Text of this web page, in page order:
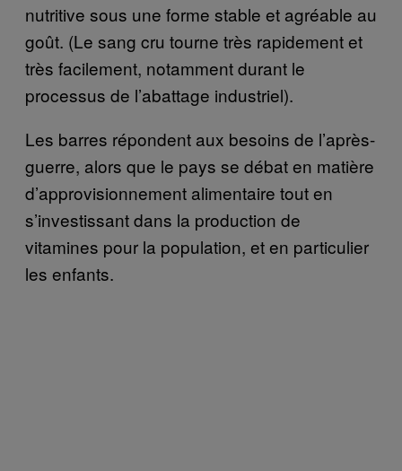
nutritive sous une forme stable et agréable au
goût. (Le sang cru tourne très rapidement et
très facilement, notamment durant le
processus de l’abattage industriel).
Les barres répondent aux besoins de l’après-
guerre, alors que le pays se débat en matière
d’approvisionnement alimentaire tout en
s’investissant dans la production de
vitamines pour la population, et en particulier
les enfants.